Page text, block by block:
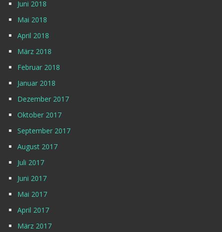
Juni 2018
Mai 2018
April 2018
März 2018
Februar 2018
Januar 2018
Dezember 2017
Oktober 2017
September 2017
August 2017
Juli 2017
Juni 2017
Mai 2017
April 2017
März 2017